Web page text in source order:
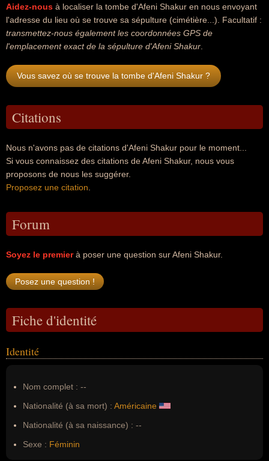
Aidez-nous à localiser la tombe d'Afeni Shakur en nous envoyant
l'adresse du lieu où se trouve sa sépulture (cimétière...). Facultatif :
transmettez-nous également les coordonnées GPS de
l'emplacement exact de la sépulture d'Afeni Shakur
Vous savez où se trouve la tombe d'Afeni Shakur ?
Citations
Nous n'avons pas de citations d'Afeni Shakur pour le moment...
Si vous connaissez des citations de Afeni Shakur, nous vous
proposons de nous les suggérer.
Proposez une citation
Forum
Soyez le premierà poser une question sur Afeni Shakur.
Fiche d'identité
Identité
Nom complet : --
Nationalité (à sa mort) : Américaine
Nationalité (à sa naissance) : --
Sexe : Féminin